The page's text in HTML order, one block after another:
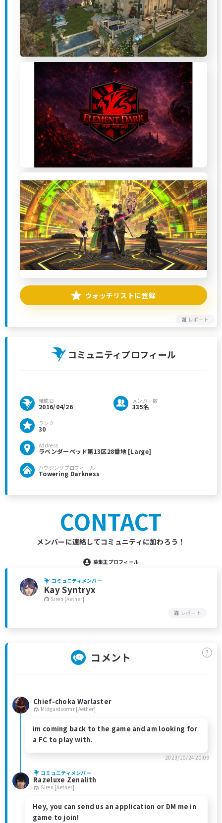
レポート
ウォッチリストに登録
コミュニティプロフィール
結成日
2016/04/26
メンバー数
335名
ランク
30
Address
ラベンダーベッド第13区28番地 [Large]
ハウジングプロフィール
Towering Darkness
CONTACT
メンバーに連絡してコミュニティに加わろう！
募集主プロフィール
コミュニティメンバー
Kay Syntryx
Siren [Aether]
レポート
コメント ?
Chief-choka Warlaster
Midgardsormr [Aether]
im coming back to the game and am looking for
a FC to play with.
2023/10/24 20:09
コミュニティメンバー
Razeluxe Zenalith
Siren [Aether]
Hey, you can send us an application or DM me in
game to join!